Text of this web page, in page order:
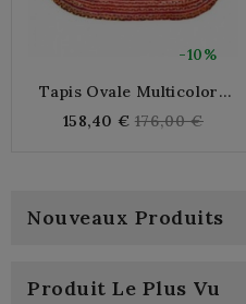
-10%
Tapis Ovale Multicolore
Cm
158,40 € Regular
176,00 €
Nouveaux Produits
Produit Le Plus Vu